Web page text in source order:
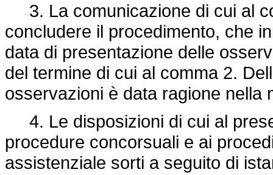
3. La comunicazione di cui al
concludere il procedimento, che
data di presentazione delle
del termine di cui al comma 2.
osservazioni è data ragione nella
4. Le disposizioni di cui al
procedure concorsuali e ai
assistenziale sorti a seguito di